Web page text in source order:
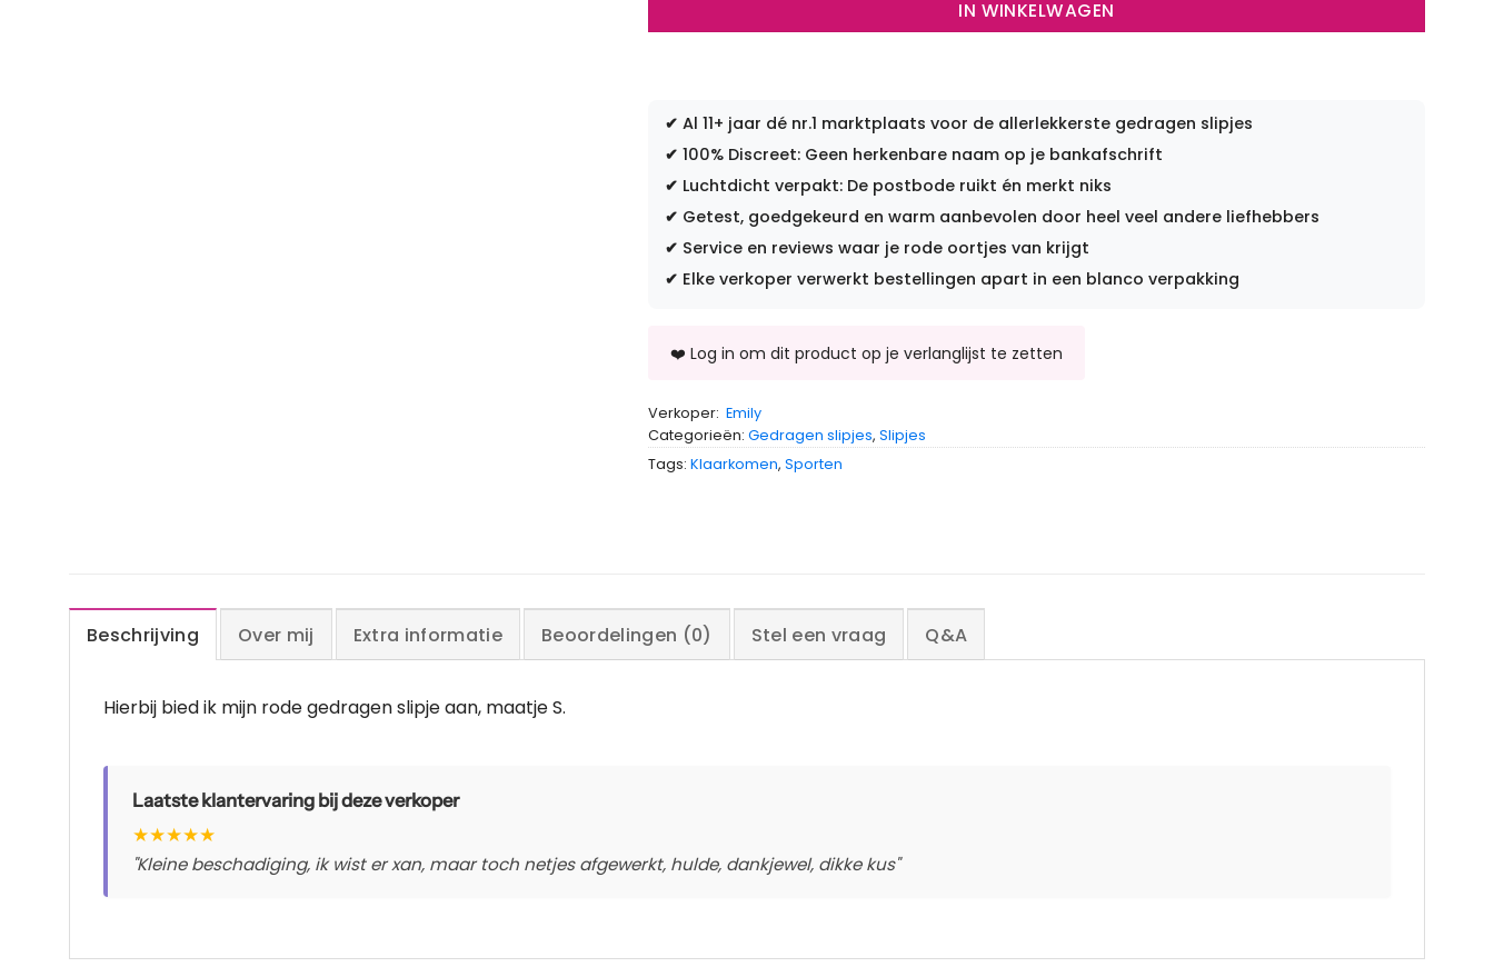
IN WINKELWAGEN
✔ Al 11+ jaar dé nr.1 marktplaats voor de allerlekkerste gedragen slipjes
✔ 100% Discreet: Geen herkenbare naam op je bankafschrift
✔ Luchtdicht verpakt: De postbode ruikt én merkt niks
✔ Getest, goedgekeurd en warm aanbevolen door heel veel andere liefhebbers
✔ Service en reviews waar je rode oortjes van krijgt
✔ Elke verkoper verwerkt bestellingen apart in een blanco verpakking
Verkoper: Emily
Categorieën: Gedragen slipjes, Slipjes
Tags: Klaarkomen, Sporten
Beschrijving Over mij Extra informatie Beoordelingen (0) Stel een vraag Q&A
Hierbij bied ik mijn rode gedragen slipje aan, maatje S.
Laatste klantervaring bij deze verkoper
★★★★★
"Kleine beschadiging, ik wist er xan, maar toch netjes afgewerkt, hulde, dankjewel, dikke kus"